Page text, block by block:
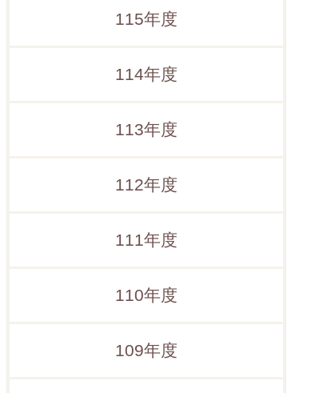
115年度
114年度
113年度
112年度
111年度
110年度
109年度